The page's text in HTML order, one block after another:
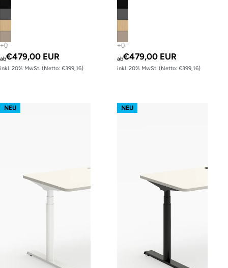
ab€479,00 EUR
inkl. 20% MwSt. (Netto: €399,16)
ab€479,00 EUR
inkl. 20% MwSt. (Netto: €399,16)
s62 prime – Gestell Weiß (glatt)
NEU s62 prime – Gestell Schwarz
NEU